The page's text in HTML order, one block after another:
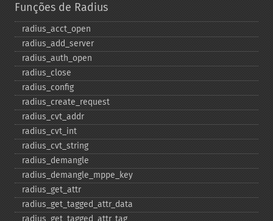
Funções de Radius
radius_​acct_​open
radius_​add_​server
radius_​auth_​open
radius_​close
radius_​config
radius_​create_​request
radius_​cvt_​addr
radius_​cvt_​int
radius_​cvt_​string
radius_​demangle
radius_​demangle_​mppe_​key
radius_​get_​attr
radius_​get_​tagged_​attr_​data
radius_​get_​tagged_​attr_​tag